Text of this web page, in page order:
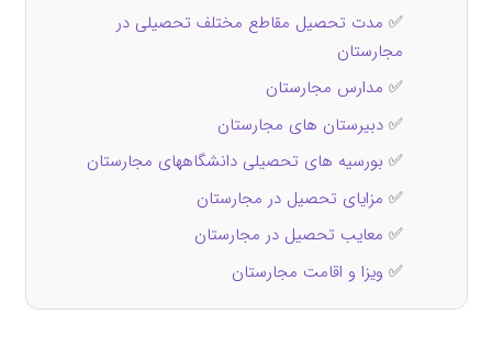
✅ مدت تحصیل مقاطع مختلف تحصیلی در
مجارستان
✅ مدارس مجارستان
✅ دبیرستان های مجارستان
✅ بورسیه های تحصیلی دانشگاههای مجارستان
✅ مزایای تحصیل در مجارستان
✅ معایب تحصیل در مجارستان
✅ ویزا و اقامت مجارستان